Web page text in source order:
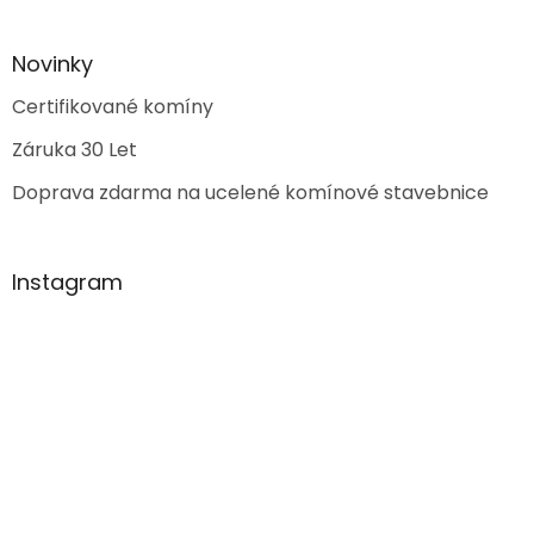
Novinky
Certifikované komíny
Záruka 30 Let
Doprava zdarma na ucelené komínové stavebnice
Instagram